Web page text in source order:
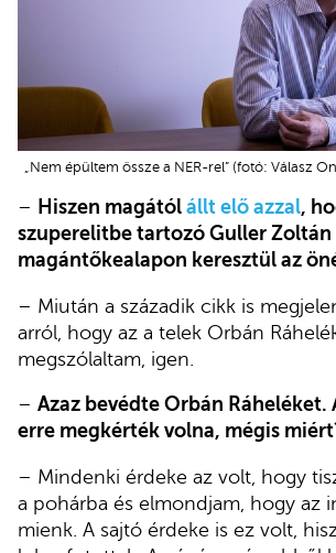
„Nem épültem össze a NER-rel” (fotó: Válasz
– Hiszen magától állt elő azzal,
szuperelitbe tartozó Guller Zoltán
magántőkealapon keresztül az
– Miután a századik cikk is
arról, hogy az a telek Orbán
megszólaltam, igen.
– Azaz bevédte Orbán Ráheléket.
erre megkérték volna, mégis
– Mindenki érdeke az volt, hogy
a pohárba és elmondjam, hogy az
mienk. A sajtó érdeke is ez volt,